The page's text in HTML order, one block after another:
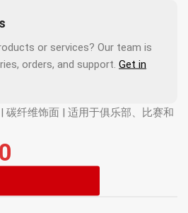
or services? Our team is
orders, and support.Get in
碳纤维饰面 | 适用于俱乐部、比赛和